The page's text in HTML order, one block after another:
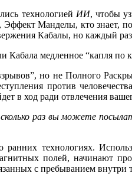
технологией ИИ, чтобы
Манделы, кто знает,
Кабалы, но каждый
Кабала медленное “капля
но не Полного
против
в ход ради отвлечения
раз вы можете
ранних технологиях.
полей, начинают
с пребыванием внутри